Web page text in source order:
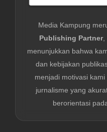
Media Kampung
Publishing Partner,
menunjukkan bahwa
dan kebijakan
menjadi motivasi
jurnalisme yang
berorientasi